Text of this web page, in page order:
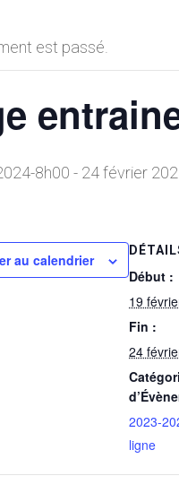
est passé.
8h00 - 24 février
au calendrier
Début :
19
Fin :
24
2023-
ligne